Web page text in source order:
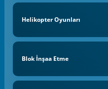
Helikopter Oyunları
Blok İnşaa Etme